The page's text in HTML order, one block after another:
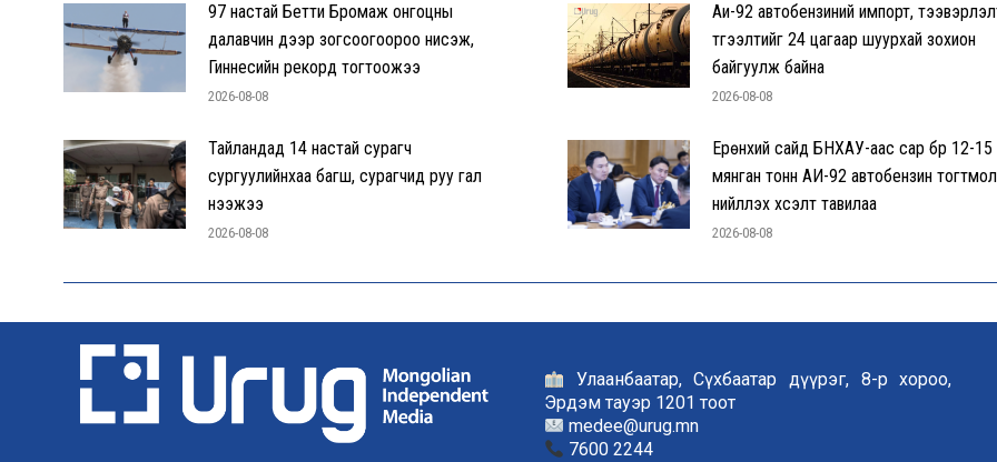
97 настай Бетти Бромаж онгоцны
далавчин дээр зогсоогоороо нисэж,
Гиннесийн рекорд тогтоожээ
2026-08-08
Аи-92 автобензиний импорт,
түгээлтийг 24 цагаар шуурхай зохион
байгуулж байна
2026-08-08
Тайландад 14 настай сурагч
сургуулийнхаа багш, сурагчид руу гал
нээжээ
2026-08-08
Ерөнхий сайд БНХАУ-аас сар бүр 12-15
мянган тонн АИ-92 автобензин тогтмол
нийлүүлэх хүсэлт тавилаа
2026-08-08
Улаанбаатар, Сүхбаатар дүүрэг, 8-р хороо,
Эрдэм тауэр 1201 тоот
medee@urug.mn
7600 2244